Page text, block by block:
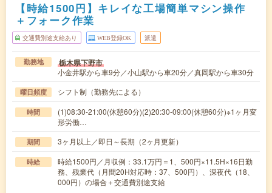
【時給1500円】キレイな工場簡単マシン操作
＋フォーク作業
交通費別途支給あり WEB登録OK 派遣
勤務地 栃木県下野市
小金井駅から車9分／小山駅から車20分／真岡駅から車30分
曜日頻度 シフト制（勤務先による）
時間
(1)08:30-21:00(休憩60分)(2)20:30-09:00(休憩60分)※1ヶ月変
形労働…
期間 3ヶ月以上／即日～長期（2ヶ月更新）
時給
時給1500円／月収例：33.1万円＝1、500円×11.5H×16日勤
務、残業代（月間20H対応時：37、500円）、深夜代（18、
000円）の場合＋交通費別途支給